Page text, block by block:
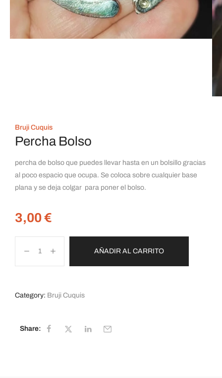
Bruji Cuquis
Percha Bolso
percha de bolso que puedes llevar hasta en un bolsillo gracias
al poco espacio que ocupa. Se coloca sobre cualquier base
plana y se deja colgar para poner el bolso.
3,00€
AÑADIR AL CARRITO
Category: Bruji Cuquis
Share: